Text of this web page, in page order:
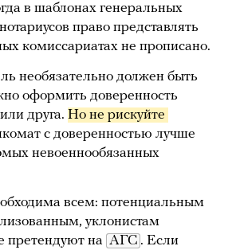
в шаблонах генеральных
право представлять
комиссариатах не прописано.
необязательно должен быть
оформить доверенность
друга. Но не рискуйте
с доверенностью лучше
невоеннообязанных
всем: потенциальным
уклонистам
претендуют на АГС . Если